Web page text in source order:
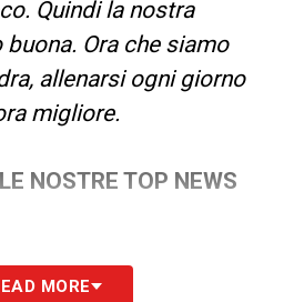
Quindi la nostra
Ora che siamo
allenarsi ogni giorno
migliore.
NOSTRE TOP NEWS
MORE